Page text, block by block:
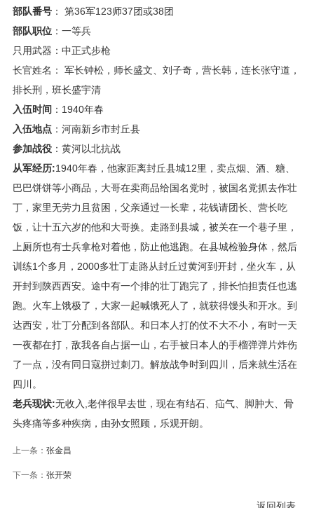
部队番号： 第36军123师37团或38团
部队职位：一等兵
只用武器：中正式步枪
长官姓名： 军长钟松，师长盛文、刘子奇，营长韩，连长张守道，
排长刑，班长盛宇清
入伍时间 ：1940年春
入伍地点：河南新乡市封丘县
参加战役：黄河以北抗战
从军经历:1940年春，他家距离封丘县城12里，卖点烟、酒、糖、
巴巴饼饼等小商品，大哥在卖商品给国名党时，被国名党抓去作壮
丁，家里无劳力且贫困，父亲通过一长辈，花钱请团长、营长吃
饭，让十五六岁的他和大哥换。走路到县城，被关在一个巷子里，
上厕所也有士兵拿枪对着他，防止他逃跑。在县城检验身体，然后
训练1个多月，2000多壮丁走路从封丘过黄河到开封，坐火车，从
开封到陕西西安。途中有一个排的壮丁跑完了，排长怕担责任也逃
跑。火车上饿极了，大家一起喊饿死人了，就获得馒头和开水。到
达西安，壮丁分配到各部队。和日本人打的仗不大不小，有时一天
一夜都在打，敌我各自占据一山，右手被日本人的手榴弹弹片炸伤
了一点，没有同日寇拼过刺刀。解放战争时到四川，后来就生活在
四川。
老兵现状:无收入,老伴很早去世，现在有结石、疝气、脚肿大、骨
头疼痛等多种疾病，由孙女照顾，乐观开朗。
上一条： 张金昌
下一条： 张开荣